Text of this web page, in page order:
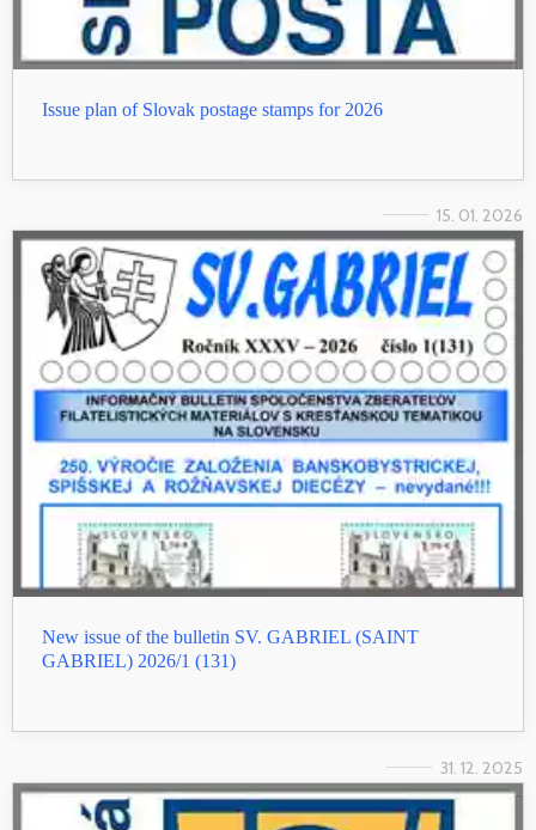
Issue plan of Slovak postage stamps for 2026
15. 01. 2026
New issue of the bulletin SV. GABRIEL (SAINT
GABRIEL) 2026/1 (131)
31. 12. 2025